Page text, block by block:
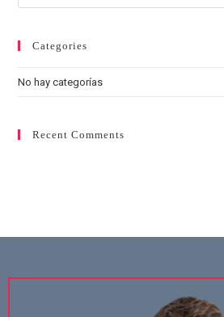
Categories
No hay categorías
Recent Comments